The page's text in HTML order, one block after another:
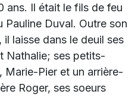
ans. Il était le fils de feu
Pauline Duval. Outre son
laisse dans le deuil ses
Nathalie; ses petits-
Marie-Pier et un arrière-
Roger, ses soeurs